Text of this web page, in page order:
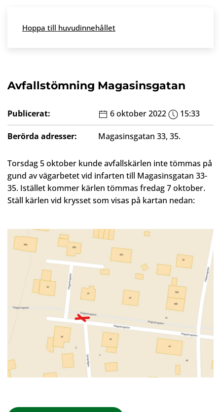
Skip to main content
Hoppa till huvudinnehållet
Avfallstömning Magasinsgatan
Publicerat: 6 oktober 2022 15:33
Berörda adresser: Magasinsgatan 33, 35.
Torsdag 5 oktober kunde avfallskärlen inte tömmas på
gund av vägarbetet vid infarten till Magasinsgatan 33-
35. Istället kommer kärlen tömmas fredag 7 oktober.
Ställ kärlen vid krysset som visas på kartan nedan: